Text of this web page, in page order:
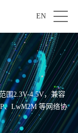
EN
围2.3V-4.5V，兼容
、LwM2M 等网络协